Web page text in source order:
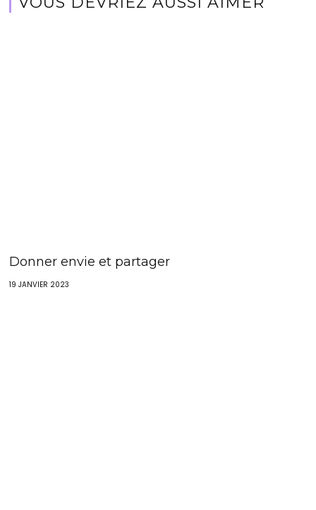
Donner envie et partager
19 JANVIER 2023